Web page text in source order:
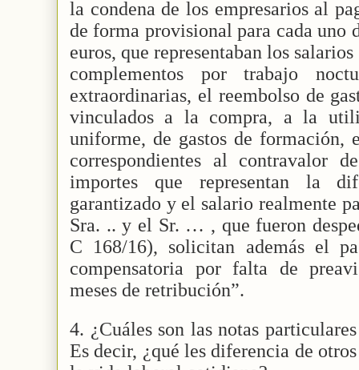
la condena de los empresarios al
de forma provisional para cada uno
euros, que representaban los
complementos por trabajo
extraordinarias, el reembolso de
vinculados a la compra, a la
uniforme, de gastos de formación,
correspondientes al contravalor
importes que representan la
garantizado y el salario realmente
Sra. .. y el Sr. … , que fueron
C 168/16), solicitan además el
compensatoria por falta de
meses de retribución”.
4. ¿Cuáles son las notas
Es decir, ¿qué les diferencia de